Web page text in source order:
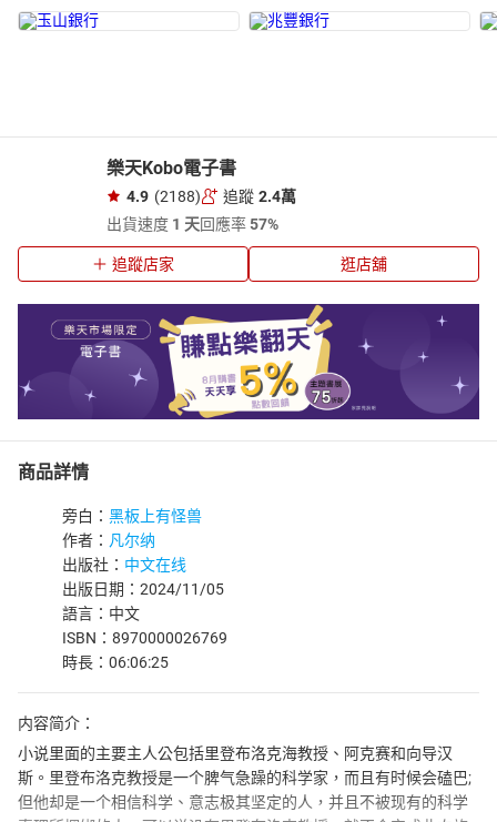
樂天Kobo電子書
4.9 (2188) 追蹤 2.4萬
出貨速度 1 天回應率57%
追蹤店家 逛店舖
商品詳情
旁白： ​黑板上有怪兽
作者： 凡尔纳
出版社： 中文在线
出版日期：2024/11/05
語言：中文
ISBN：8970000026769
時長：06:06:25
内容简介：
小说里面的主要主人公包括里登布洛克海教授、阿克赛和向导汉
斯。里登布洛克教授是一个脾气急躁的科学家，而且有时候会磕巴;
但他却是一个相信科学、意志极其坚定的人，并且不被现有的科学